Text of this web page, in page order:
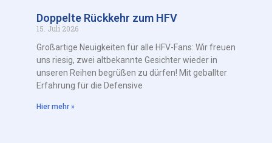
Doppelte Rückkehr zum HFV
15. Juli 2026
Großartige Neuigkeiten für alle HFV-Fans: Wir freuen
uns riesig, zwei altbekannte Gesichter wieder in
unseren Reihen begrüßen zu dürfen! Mit geballter
Erfahrung für die Defensive
Hier mehr »